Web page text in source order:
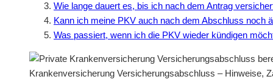
Wie lange dauert es, bis ich nach dem Antrag
Kann ich meine PKV auch nach dem Abschluss noch
Was passiert, wenn ich die PKV wieder kündigen
Krankenversicherung Versicherungsabschluss – Hinweise,